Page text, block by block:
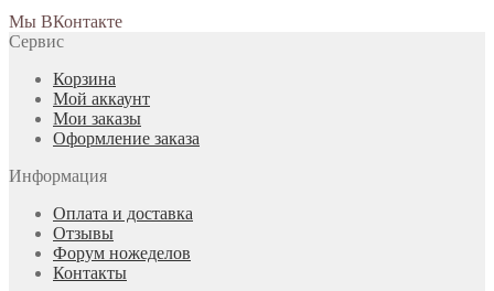
Мы ВКонтакте
Сервис
Корзина
Мой аккаунт
Мои заказы
Оформление заказа
Информация
Оплата и доставка
Отзывы
Форум ножеделов
Контакты